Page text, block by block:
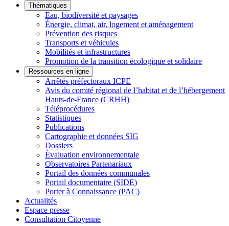
Thématiques
Eau, biodiversité et paysages
Énergie, climat, air, logement et aménagement
Prévention des risques
Transports et véhicules
Mobilités et infrastructures
Promotion de la transition écologique et solidaire
Ressources en ligne
Arrêtés préfectoraux ICPE
Avis du comité régional de l’habitat et de l’hébergement
Hauts-de-France (CRHH)
Téléprocédures
Statistiques
Publications
Cartographie et données SIG
Dossiers
Évaluation environnementale
Observatoires Partenariaux
Portail des données communales
Portail documentaire (SIDE)
Porter à Connaissance (PAC)
Actualités
Espace presse
Consultation Citoyenne